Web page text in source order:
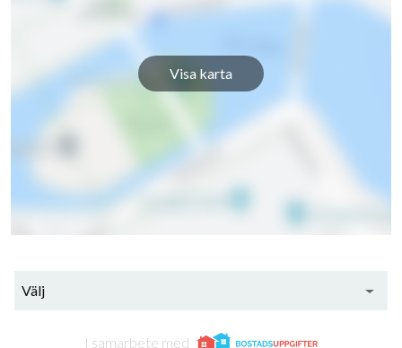
Visa karta
Välj
I samarbete med